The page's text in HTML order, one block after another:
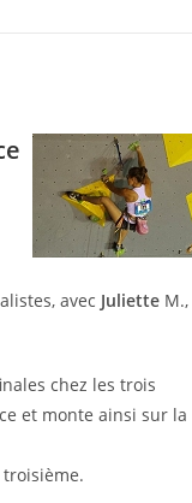
avec Juliette M.,
chez les trois
et monte ainsi sur la